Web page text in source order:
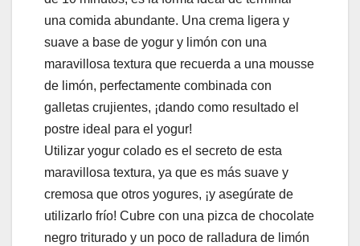
una comida abundante. Una crema ligera y
suave a base de yogur y limón con una
maravillosa textura que recuerda a una mousse
de limón, perfectamente combinada con
galletas crujientes, ¡dando como resultado el
postre ideal para el yogur!
Utilizar yogur colado es el secreto de esta
maravillosa textura, ya que es más suave y
cremosa que otros yogures, ¡y asegúrate de
utilizarlo frío! Cubre con una pizca de chocolate
negro triturado y un poco de ralladura de limón